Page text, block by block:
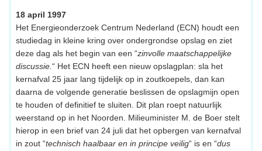
18 april 1997
Het Energieonderzoek Centrum Nederland (ECN) houdt een
studiedag in kleine kring over ondergrondse opslag en ziet
deze dag als het begin van een “zinvolle maatschappelijke
discussie. “ Het ECN heeft een nieuw opslagplan: sla het
kernafval 25 jaar lang tijdelijk op in zoutkoepels, dan kan
daarna de volgende generatie beslissen de opslagmijn open
te houden of definitief te sluiten. Dit plan roept natuurlijk
weerstand op in het Noorden. Milieuminister M. de Boer stelt
hierop in een brief van 24 juli dat het opbergen van kernafval
in zout “technisch haalbaar en in principe veilig“ is en “dus